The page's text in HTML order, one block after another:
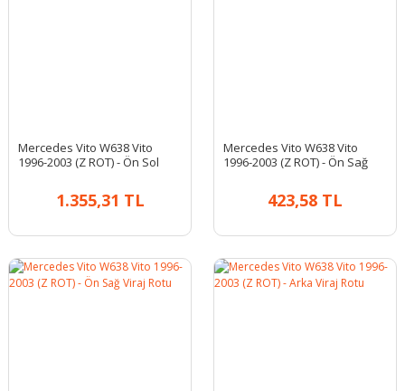
Mercedes Vito W638 Vito
1996-2003 (Z ROT) - Ön Sol
1.355,31 TL
Mercedes Vito W638 Vito
1996-2003 (Z ROT) - Ön Sağ
423,58 TL